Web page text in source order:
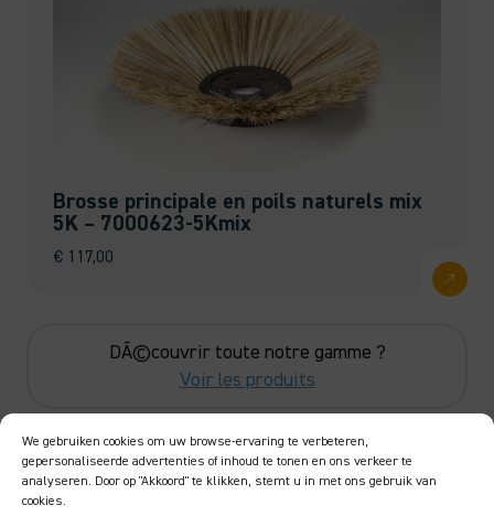
We gebruiken cookies om uw browse-ervaring te verbeteren,
gepersonaliseerde advertenties of inhoud te tonen en ons verkeer te
analyseren. Door op "Akkoord" te klikken, stemt u in met ons gebruik van
cookies.
Brosse principale en poils naturels mix
5K – 7000623-5Kmix
€ 117,00
DÃ©couvrir toute notre gamme ?
Voir les produits
Témoignages